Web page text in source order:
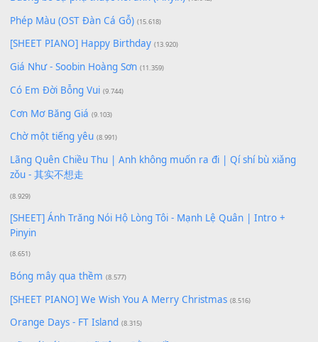
Bạn phảiđăng nhập để gửi bình luận.
Xem nhiều nhất
Buông bỏ sự phụ thuộc nơi anh (Pinyin)
Phép Màu (OST Đàn Cá Gỗ)
[SHEET PIANO] Happy Birthday
Giá Như - Soobin Hoàng Sơn (11.359)
Có Em Đời Bỗng Vui
Cơn Mơ Băng Giá (9.103)
Chờ một tiếng yêu
Lãng Quên Chiều Thu | Anh không muốn ra đi | Qí shí bù
zǒu - 其实不想走
(8.929)
[SHEET] Ánh Trăng Nói Hộ Lòng Tôi - Mạnh Lệ Quân | Intro +